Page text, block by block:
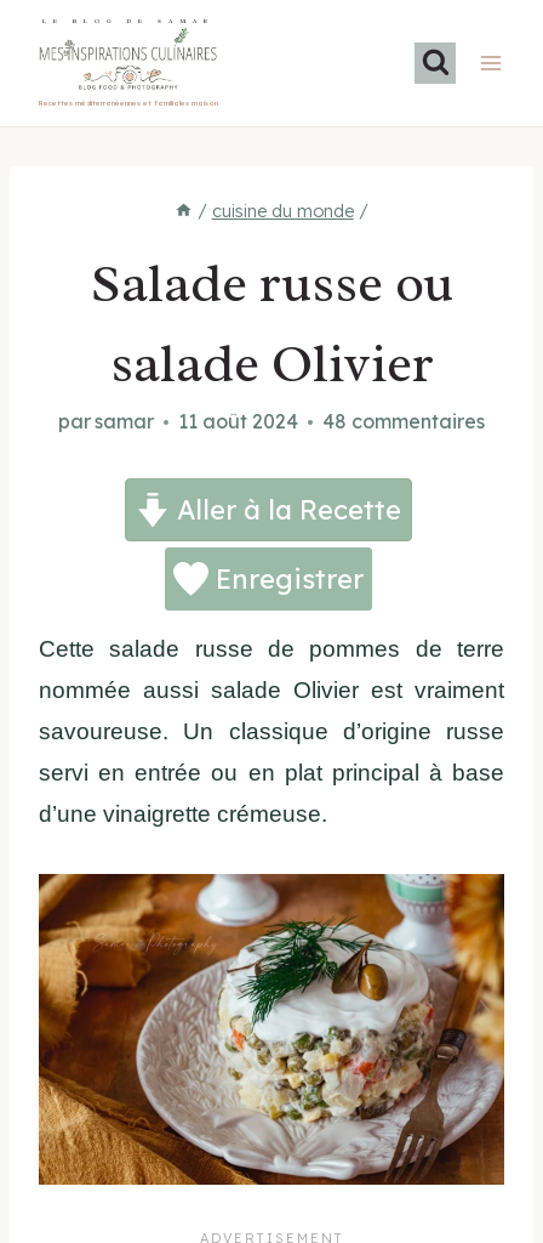
LE BLOG DE SAMAR
Recettes méditerranéennes et familiales maison
/ cuisine du monde /
Salade russe ou
salade Olivier
parsamar 11 août 2024 48 commentaires
Aller à la Recette
Enregistrer
Cette salade russe de pommes de terre
nommée aussi salade Olivier est vraiment
savoureuse. Un classique d’origine russe
servi en entrée ou en plat principal à base
d’une vinaigrette crémeuse.